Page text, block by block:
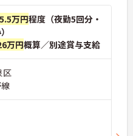
万円程度（夜勤5回分・
万円概算／別途賞与支給
区